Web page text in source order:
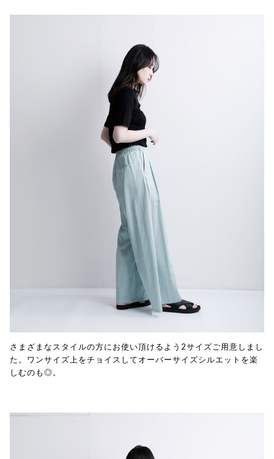
さまざまなスタイルの方にお使い頂けるよう2サイズご用意しまし
た。ワンサイズ上をチョイスしてオーバーサイズシルエットを楽
しむのも◎。